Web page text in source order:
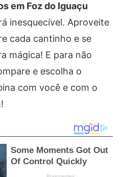
em Foz do Iguaçu
inesquecível. Aproveite
cada cantinho e se
mágica! E para não
e escolha o
com você e com o